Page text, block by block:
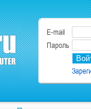
E-mail
Пароль